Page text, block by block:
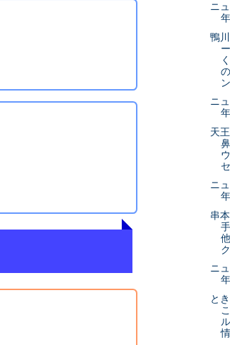
ニ
鴨
ン
ニ
天
ニ
串
ニ
と